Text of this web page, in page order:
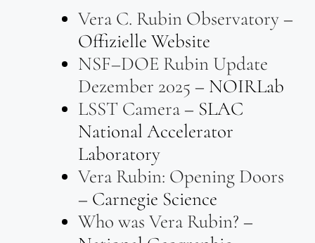
Vera C. Rubin Observatory–
Offizielle Website
NSF–DOE Rubin Update
Dezember 2025 – NOIRLab
LSST Camera– SLAC
National Accelerator
Laboratory
Vera Rubin: Opening Doors
– Carnegie Science
Who was Vera Rubin? –